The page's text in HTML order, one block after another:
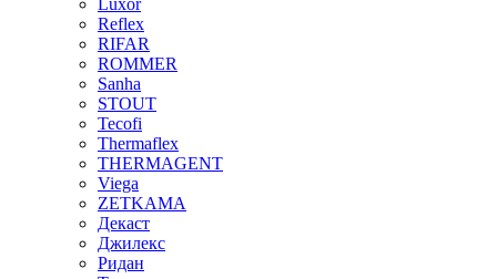
Reflex
RIFAR
ROMMER
Sanha
STOUT
Tecofi
Thermaflex
THERMAGENT
Viega
ZETKAMA
Декаст
Джилекс
Ридан